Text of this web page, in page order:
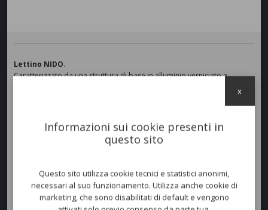
Lettino NIDO.
Caratterizzato da una struttura di base in alluminio verniciato a
struttura interna in alluminio, è rivestita da un intreccio di fibre di
midollino sintetico nella colorazione
beige
Cuscineria con imbottitura realizzata in dralon e rivestita con tessuti
Inkas White(C61).
Dimensioni e peso
Larghezza:222cm
Informazioni sui cookie presenti in
questo sito
Questo sito utilizza cookie tecnici e statistici anonimi,
necessari al suo funzionamento. Utilizza anche cookie di
marketing, che sono disabilitati di default e vengono
x